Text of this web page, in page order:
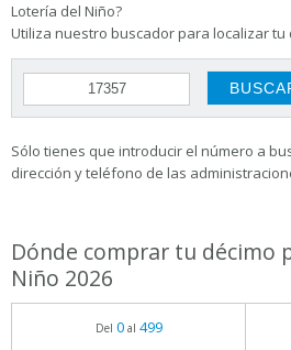
Lotería del Niño?
Utiliza nuestro buscador para localizar tu
Sólo tienes que introducir el número a
dirección y teléfono de las
Dónde comprar tu décimo
Niño 2026
Del 0al 499